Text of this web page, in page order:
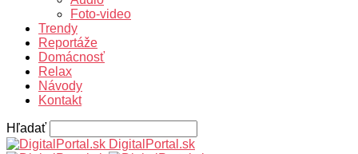
Foto-video
Trendy
Reportáže
Domácnosť
Relax
Návody
Kontakt
Hľadať
DigitalPortal.sk